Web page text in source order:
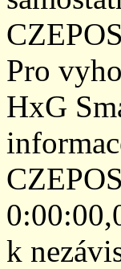
Pro
HxG
k